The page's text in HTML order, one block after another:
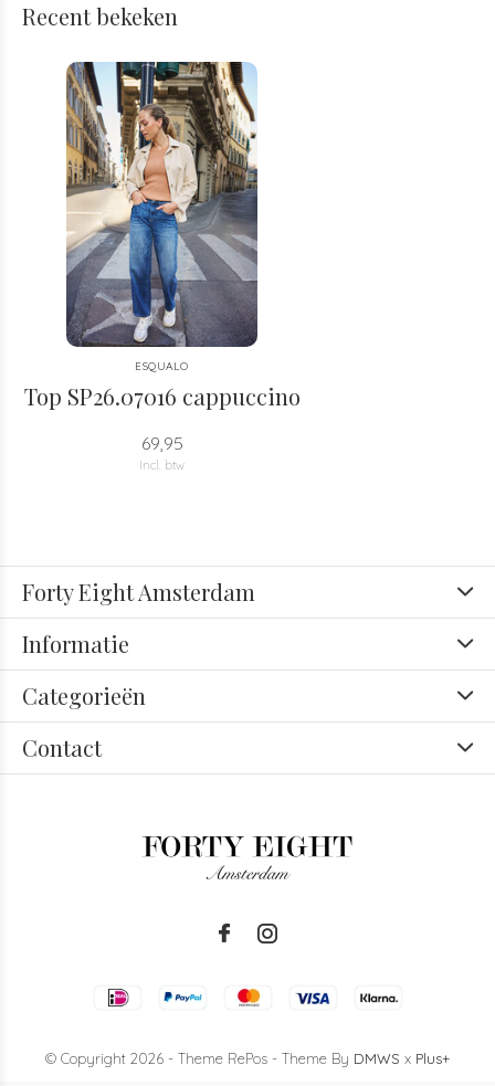
Recent bekeken
ESQUALO
Top SP26.07016 cappuccino
69,95
Incl. btw
Forty Eight Amsterdam
Informatie
Categorieën
Contact
© Copyright 2026 - Theme RePos - Theme By DMWS x Plus+